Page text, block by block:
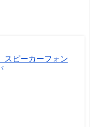
ピーカーフォン